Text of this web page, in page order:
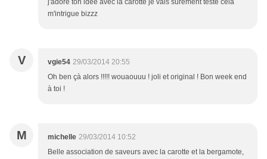
j'adore ton idée avec la carotte je vais surement testé cela
m'intrigue bizzz
V vgie54 29/03/2014 20:55
Oh ben çà alors !!!!! wouaouuu ! joli et original ! Bon week end
à toi !
M michelle 29/03/2014 10:52
Belle association de saveurs avec la carotte et la bergamote,